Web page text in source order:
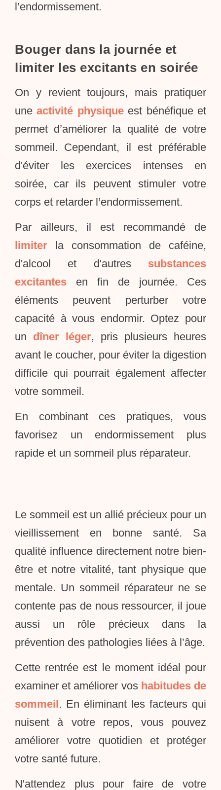
l’endormissement.
Bouger dans la journée et
limiter les excitants en soirée
On y revient toujours, mais pratiquer
une activité physique est bénéfique et
permet d’améliorer la qualité de votre
sommeil. Cependant, il est préférable
d'éviter les exercices intenses en
soirée, car ils peuvent stimuler votre
corps et retarder l’endormissement.
Par ailleurs, il est recommandé de
limiter la consommation de caféine,
d'alcool et d'autres substances
excitantes
en fin de journée. Ces
éléments peuvent perturber votre
capacité à vous endormir. Optez pour
un dîner léger, pris plusieurs heures
avant le coucher, pour éviter la digestion
difficile qui pourrait également affecter
votre sommeil.
En combinant ces pratiques, vous
favorisez un endormissement plus
rapide et un sommeil plus réparateur.
Le sommeil est un allié précieux pour un
vieillissement en bonne santé. Sa
qualité influence directement notre bien-
être et notre vitalité, tant physique que
mentale. Un sommeil réparateur ne se
contente pas de nous ressourcer, il joue
aussi un rôle précieux dans la
prévention des pathologies liées à l’âge.
Cette rentrée est le moment idéal pour
examiner et améliorer vos habitudes de
sommeil . En éliminant les facteurs qui
nuisent à votre repos, vous pouvez
améliorer votre quotidien et protéger
votre santé future.
N'attendez plus pour faire de votre